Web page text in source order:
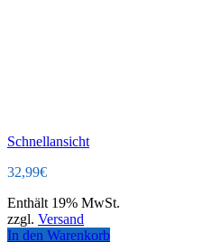
Schnellansicht
32,99€
Enthält 19% MwSt.
zzgl. Versand
In den Warenkorb